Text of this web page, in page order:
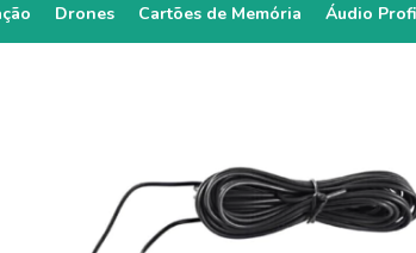
Drones Cartões de Memória Áudio